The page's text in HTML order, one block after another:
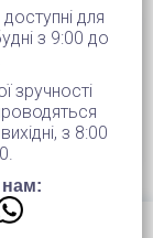
модулем
для
з 9:00 до
зручності
з 8:00
нам: